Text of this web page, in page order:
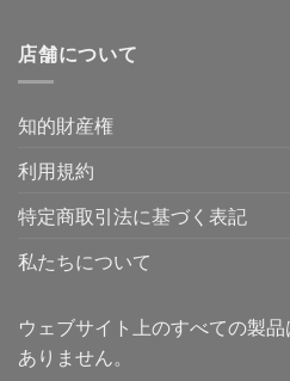
店舗について
知的財産権
利用規約
特定商取引法に基づく表記
私たちについて
ウェブサイト上のすべての製
ありません。